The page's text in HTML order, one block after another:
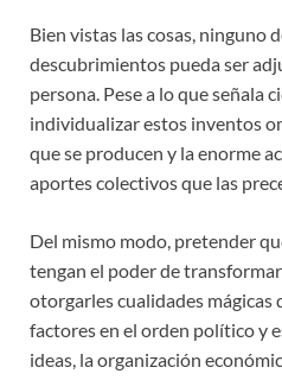
Bien vistas las cosas, ninguno
descubrimientos pueda ser
persona. Pese a lo que señala
individualizar estos inventos
que se producen y la enorme
aportes colectivos que las
Del mismo modo, pretender
tengan el poder de transformar
otorgarles cualidades mágicas
factores en el orden político y
ideas, la organización